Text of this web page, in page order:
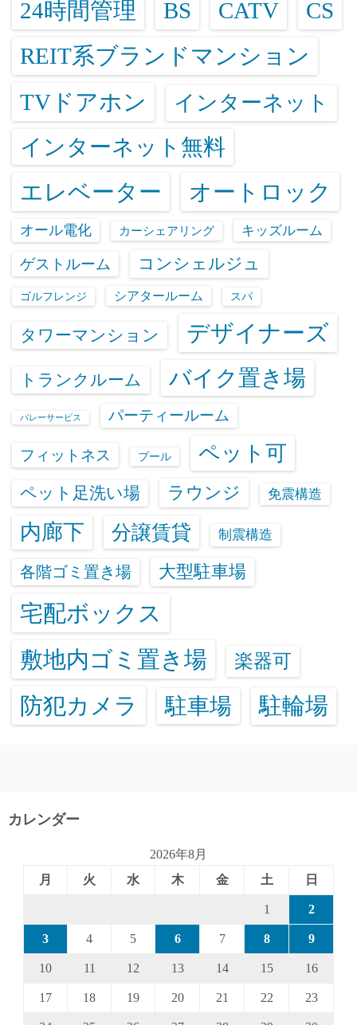
24時間管理 BS CATV CS
REIT系ブランドマンション
TVドアホン インターネット
インターネット無料
エレベーター オートロック
オール電化 カーシェアリング キッズルーム
ゲストルーム コンシェルジュ
ゴルフレンジ シアタールーム スパ
タワーマンション デザイナーズ
トランクルーム バイク置き場
バレーサービス パーティールーム
フィットネス プール ペット可
ペット足洗い場 ラウンジ 免震構造
内廊下 分譲賃貸 制震構造
各階ゴミ置き場 大型駐車場
宅配ボックス
敷地内ゴミ置き場
楽器可
防犯カメラ 駐車場 駐輪場
カレンダー
2026年8月
月
火 水 木 金 土 日
1 2
3 4 5 6 7 8 9
10 11 12 13 14 15 16
17 18 19 20 21 22 23